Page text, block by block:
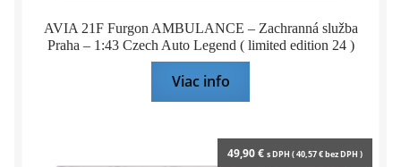
AVIA 21F Furgon AMBULANCE – Zachranná služba
Praha – 1:43 Czech Auto Legend ( limited edition 24 )
Viac info
49,90€ s DPH (40,57€bez DPH )